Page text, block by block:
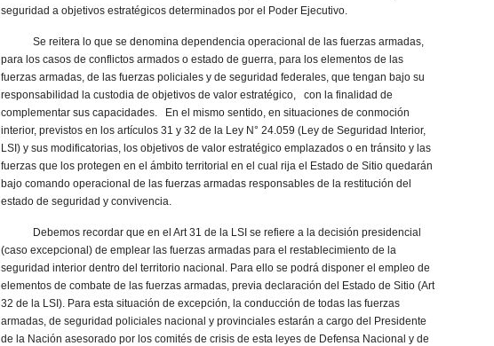
seguridad a objetivos estratégicos determinados por el Poder Ejecutivo.
Se reitera lo que se denomina dependencia operacional de las fuerzas armadas,
para los casos de conflictos armados o estado de guerra, para los elementos de las
fuerzas armadas, de las fuerzas policiales y de seguridad federales, que tengan bajo su
responsabilidad la custodia de objetivos de valor estratégico, con la finalidad de
complementar sus capacidades. En el mismo sentido, en situaciones de conmoción
interior, previstos en los artículos 31 y 32 de la Ley N° 24.059 (Ley de Seguridad Interior,
LSI) y sus modificatorias, los objetivos de valor estratégico emplazados o en tránsito y las
fuerzas que los protegen en el ámbito territorial en el cual rija el Estado de Sitio quedarán
bajo comando operacional de las fuerzas armadas responsables de la restitución del
estado de seguridad y convivencia.
Debemos recordar que en el Art 31 de la LSI se refiere a la decisión presidencial
(caso excepcional) de emplear las fuerzas armadas para el restablecimiento de la
seguridad interior dentro del territorio nacional. Para ello se podrá disponer el empleo de
elementos de combate de las fuerzas armadas, previa declaración del Estado de Sitio (Art
32 de la LSI). Para esta situación de excepción, la conducción de todas las fuerzas
armadas, de seguridad policiales nacional y provinciales estarán a cargo del Presidente
de la Nación asesorado por los comités de crisis de esta leyes de Defensa Nacional y de